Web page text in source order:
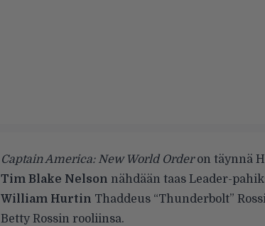
Captain America: New World Orderon täynnä
Tim Blake Nelson nähdään taas Leader-
William Hurtin Thaddeus “Thunderbolt”
Betty Rossin rooliinsa.